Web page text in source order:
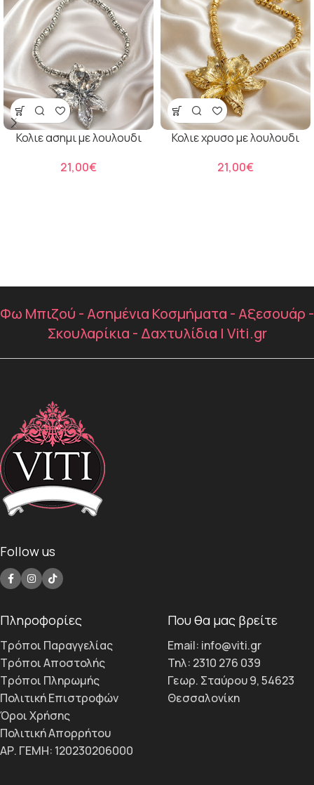
Κολιε ασημι με λουλουδι
€
Κολιε χρυσο με λουλουδι
€
Φω Μπιζού - Ασημένια Κοσμήματα - Αξεσουάρ -
Σκουλαρίκια - Δαχτυλίδια | Viti.gr
Follow us
Πληροφορίες
Τρόποι Παραγγελίας
Τρόποι Αποστολής
Τρόποι Πληρωμής
Πολιτική Επιστροφών
Όροι Χρήσης
Πολιτική Απορρήτου
ΑΡ. ΓΕΜΗ: 120230206000
Που θα μας βρείτε
Email: info@viti.gr
Τηλ: 2310 276 039
Γεωρ. Σταύρου 9, 54623
Θεσσαλονίκη